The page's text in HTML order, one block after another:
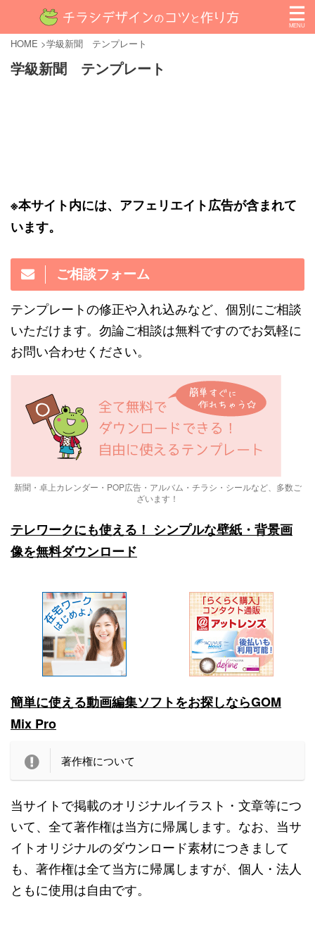
HOME >学級新聞 テンプレート
学級新聞 テンプレート
※本サイト内には、アフェリエイト広告が含まれて
います。
ご相談フォーム
テンプレートの修正や入れ込みなど、個別にご相談
いただけます。勿論ご相談は無料ですのでお気軽に
お問い合わせください。
新聞・卓上カレンダー・POP広告・アルバム・チラシ・シールなど、多数ご
ざいます！
テレワークにも使える！ シンプルな壁紙・背景画
像を無料ダウンロード
簡単に使える動画編集ソフトをお探しならGOM
Mix Pro
著作権について
当サイトで掲載のオリジナルイラスト・文章等につ
いて、全て著作権は当方に帰属します。なお、当サ
イトオリジナルのダウンロード素材につきまして
も、著作権は全て当方に帰属しますが、個人・法人
ともに使用は自由です。